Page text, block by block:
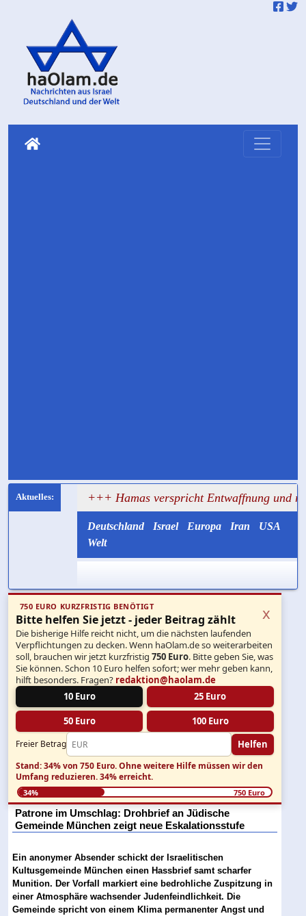
+++ Hamas verspricht Entwaffnung und ruft
Deutschland Israel Europa Iran
USA
Welt
750 EURO KURZFRISTIG BENÖTIGT
Bitte helfen Sie jetzt - jeder Beitrag zählt
Die bisherige Hilfe reicht nicht, um die nächsten laufenden
Verpflichtungen zu decken. Wenn haOlam.de so weiterarbeiten
soll, brauchen wir jetzt kurzfristig750 Euro. Bitte geben Sie, was
Sie können. Schon 10 Euro helfen sofort; wer mehr geben kann,
hilft besonders. Fragen? redaktion@haolam.de
10 Euro
25 Euro
50 Euro 100 Euro
Freier Betrag Helfen
x
Stand: 34% von 750 Euro.Ohne weitere Hilfe müssen wir den
Umfang reduzieren.34% erreicht.
34% 750 Euro
Patrone im Umschlag: Drohbrief an Jüdische
Gemeinde München zeigt neue Eskalationsstufe
Ein anonymer Absender schickt der Israelitischen
Kultusgemeinde München einen Hassbrief samt scharfer
Munition. Der Vorfall markiert eine bedrohliche Zuspitzung in
einer Atmosphäre wachsender Judenfeindlichkeit. Die
Gemeinde spricht von einem Klima permanenter Angst und